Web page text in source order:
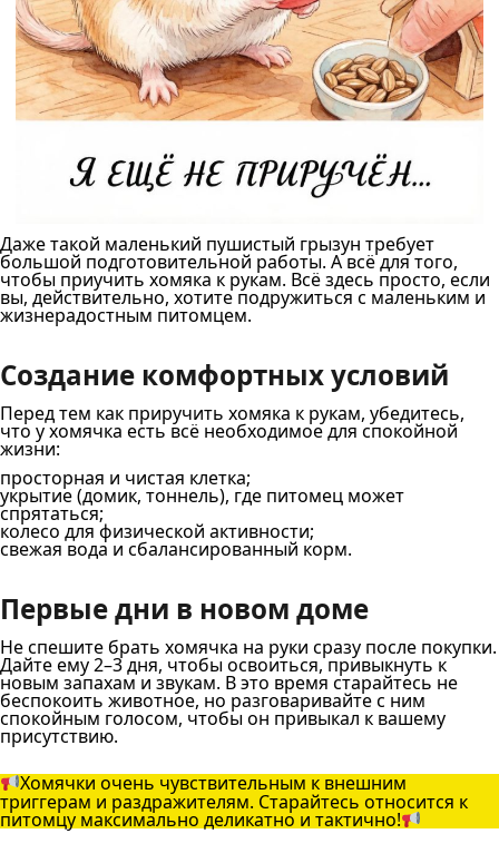
Даже такой маленький пушистый грызун требует
большой подготовительной работы. А всё для того,
чтобы приучить хомяка к рукам. Всё здесь просто, если
вы, действительно, хотите подружиться с маленьким и
жизнерадостным питомцем.
Создание комфортных условий
Перед тем как приручить хомяка к рукам, убедитесь,
что у хомячка есть всё необходимое для спокойной
жизни:
просторная и чистая клетка;
укрытие (домик, тоннель), где питомец может
спрятаться;
колесо для физической активности;
свежая вода и сбалансированный корм.
Первые дни в новом доме
Не спешите брать хомячка на руки сразу после покупки.
Дайте ему 2–3 дня, чтобы освоиться, привыкнуть к
новым запахам и звукам. В это время старайтесь не
беспокоить животное, но разговаривайте с ним
спокойным голосом, чтобы он привыкал к вашему
присутствию.
Хомячки очень чувствительным к внешним
триггерам и раздражителям. Старайтесь относится к
питомцу максимально деликатно и тактично!